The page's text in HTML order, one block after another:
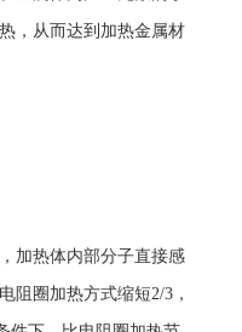
，从而达到加热金属材
加热体内部分子直接感
阻圈加热方式缩短2/3 ，